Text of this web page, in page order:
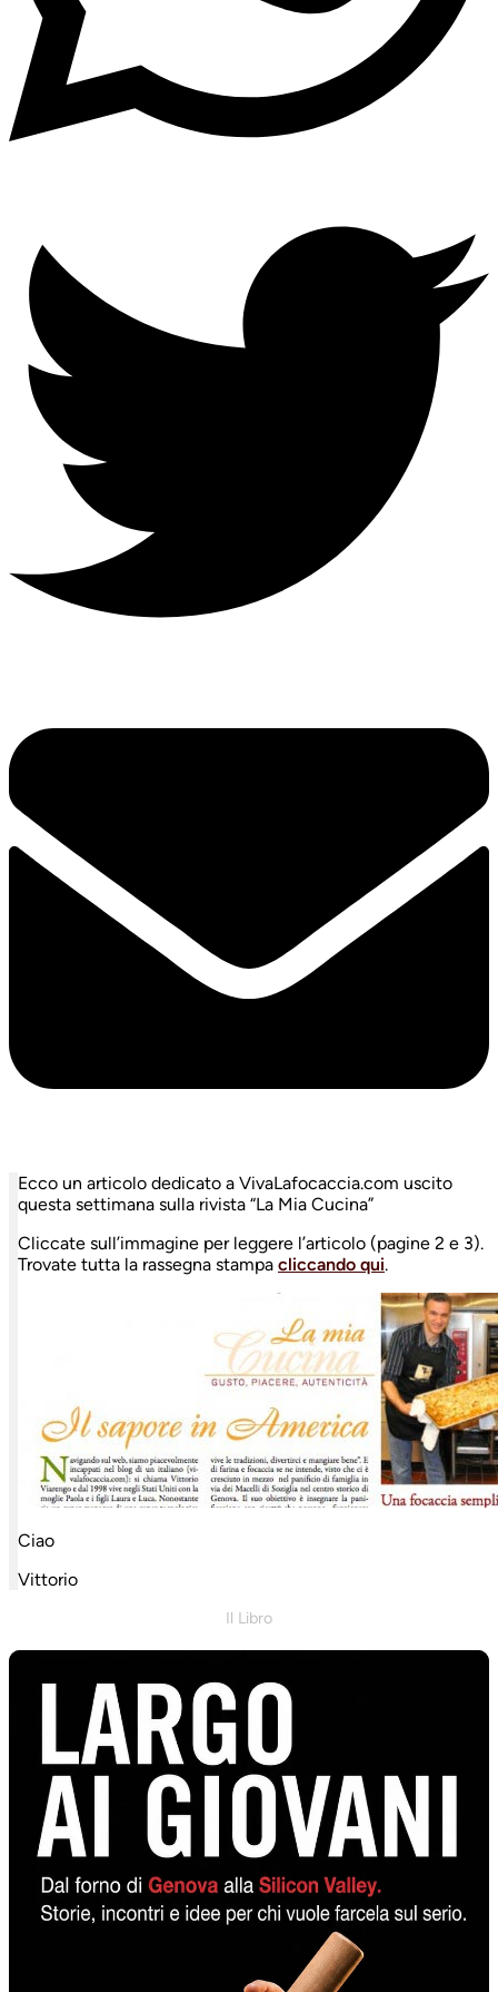
Ecco un articolo dedicato a VivaLafocaccia.com uscito
questa settimana sulla rivista “La Mia Cucina”
Cliccate sull’immagine per leggere l’articolo (pagine 2 e 3).
Trovate tutta la rassegna stampa cliccando qui.
Ciao
Vittorio
Il Libro